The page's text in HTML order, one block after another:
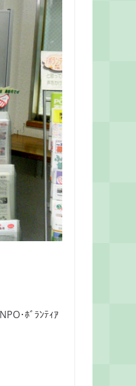
･ﾎﾞﾗﾝﾃｨｱ